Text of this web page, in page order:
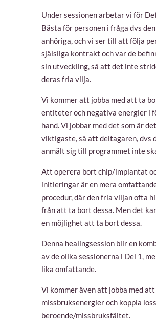
Under sessionen arbetar vi för
Bästa för personen i fråga dvs den
anhöriga, och vi ser till att följa
själsliga kontrakt och var de
sin utveckling, så att det inte
deras fria vilja.
Vi kommer att jobba med att ta
entiteter och negativa energier i
hand. Vi jobbar med det som är
viktigaste, så att deltagaren, dvs
anmält sig till programmet inte
Att operera bort chip/implantat
initieringar är en mera
procedur, där den fria viljan ofta
från att ta bort dessa. Men det
en möjlighet att ta bort dessa.
Denna healingsession blir en
av de olika sessionerna i Del 1,
lika omfattande.
Vi kommer även att jobba med att
missbruksenergier och koppla
beroende/missbruksfältet.